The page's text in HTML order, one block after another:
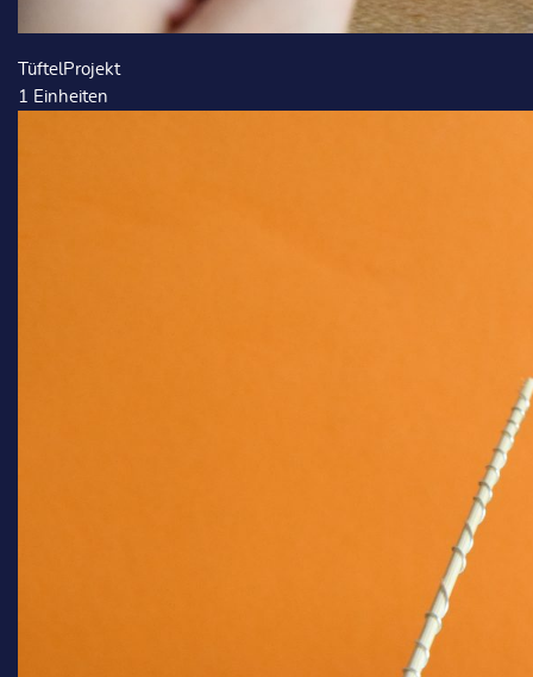
TüftelProjekt
1
Einheiten